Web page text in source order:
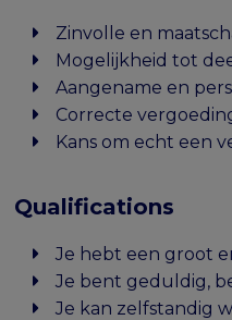
Zinvolle en
Mogelijkheid tot
Aangename en
Correcte
Kans om echt een
Qualifications
Je hebt een groot
Je bent geduldig,
Je kan zelfstandig